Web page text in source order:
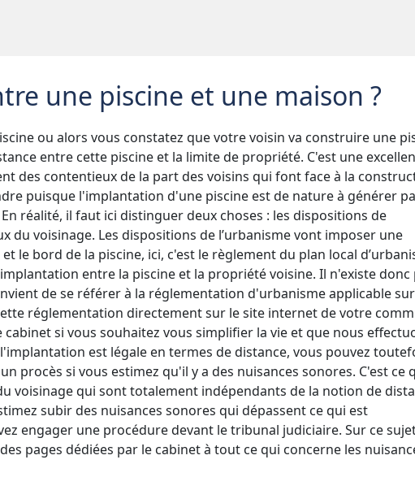
une piscine et une maison ?
ou alors vous constatez que votre voisin va construire une
entre cette piscine et la limite de propriété. C'est une
des contentieux de la part des voisins qui font face à la
puisque l'implantation d'une piscine est de nature à générer
réalité, il faut ici distinguer deux choses : les dispositions de
du voisinage. Les dispositions de l’urbanisme vont imposer une
le bord de la piscine, ici, c'est le règlement du plan local
entre la piscine et la propriété voisine. Il n'existe donc
de se référer à la réglementation d'urbanisme applicable
réglementation directement sur le site internet de votre
si vous souhaitez vous simplifier la vie et que nous
est légale en termes de distance, vous pouvez
procès si vous estimez qu'il y a des nuisances sonores. C'est ce
voisinage qui sont totalement indépendants de la notion de
subir des nuisances sonores qui dépassent ce qui est
engager une procédure devant le tribunal judiciaire. Sur ce
pages dédiées par le cabinet à tout ce qui concerne les